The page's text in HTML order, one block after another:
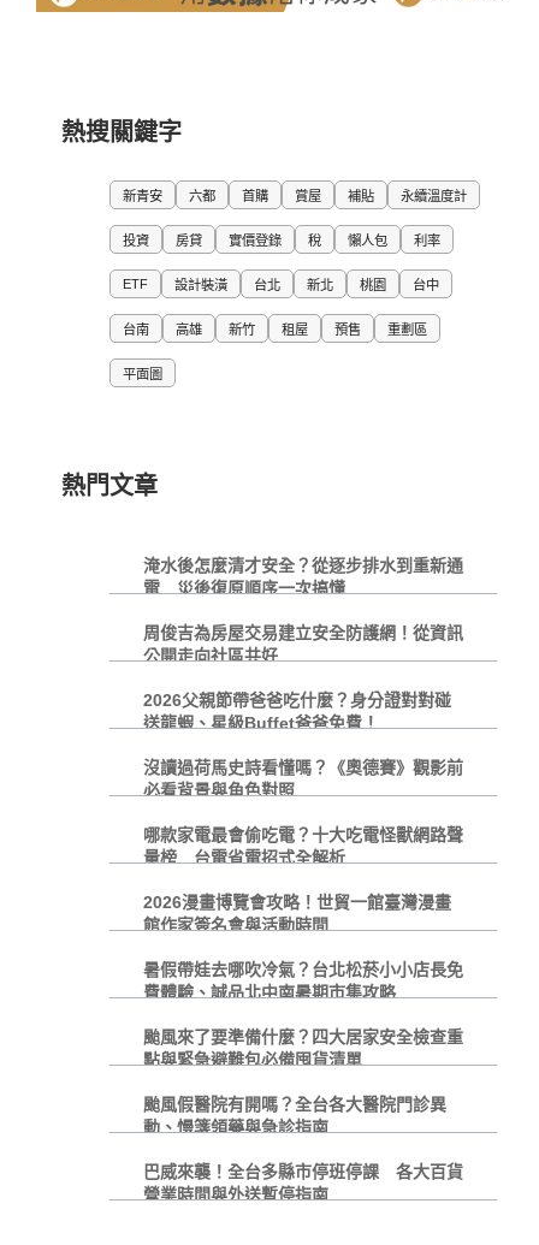
熱搜關鍵字
新青安 六都 首購 賞屋 補貼 永續溫度計
投資 房貸 實價登錄 稅 懶人包 利率
ETF 設計裝潢 台北 新北 桃園 台中
台南 高雄 新竹 租屋 預售 重劃區
平面圖
熱門文章
淹水後怎麼清才安全？從逐步排水到重新通
電 災後復原順序一次搞懂
周俊吉為房屋交易建立安全防護網！從資訊
公開走向社區共好
2026父親節帶爸爸吃什麼？身分證對對碰
送龍蝦、星級Buffet爸爸免費！
沒讀過荷馬史詩看懂嗎？《奧德賽》觀影前
必看背景與角色對照
哪款家電最會偷吃電？十大吃電怪獸網路聲
量榜 台電省電招式全解析
2026漫畫博覽會攻略！世貿一館臺灣漫畫
館作家簽名會與活動時間
暑假帶娃去哪吹冷氣？台北松菸小小店長免
費體驗、誠品北中南暑期市集攻略
颱風來了要準備什麼？四大居家安全檢查重
點與緊急避難包必備囤貨清單
颱風假醫院有開嗎？全台各大醫院門診異
動、慢箋領藥與急診指南
巴威來襲！全台多縣市停班停課 各大百貨
營業時間與外送暫停指南